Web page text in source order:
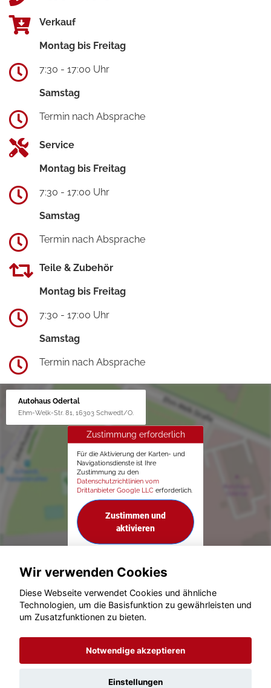
Verkauf
Montag bis Freitag
7:30 - 17:00 Uhr
Samstag
Termin nach Absprache
Service
Montag bis Freitag
7:30 - 17:00 Uhr
Samstag
Termin nach Absprache
Teile & Zubehör
Montag bis Freitag
7:30 - 17:00 Uhr
Samstag
Termin nach Absprache
Autohaus Odertal
Ehm-Welk-Str. 81, 16303 Schwedt/O.
Zustimmung erforderlich
Für die Aktivierung der Karten- und
Navigationsdienste ist Ihre
Zustimmung zu den
Datenschutzrichtlinien vom
Drittanbieter Google LLC erforderlich.
Zustimmen und
aktivieren
© konjunkturmotor.de GmbH 2020 - 2026
Wir verwenden Cookies
Diese Webseite verwendet Cookies und ähnliche
Technologien, um die Basisfunktion zu gewährleisten und
um Zusatzfunktionen zu bieten.
Notwendige akzeptieren
Einstellungen